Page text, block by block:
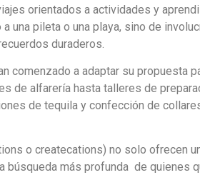
orientados a actividades y
una pileta o una playa, sino de
duraderos.
comenzado a adaptar su propuesta
de alfarería hasta talleres de
de tequila y confección de
o createcations) no solo ofrecen
búsqueda más profunda de quienes